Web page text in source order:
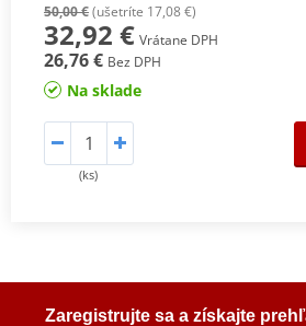
50,00 €(ušetríte 17,08 €)
32,92 € Vrátane DPH
26,76 € Bez DPH
Na sklade
(ks)
Zaregistrujte sa a získajte